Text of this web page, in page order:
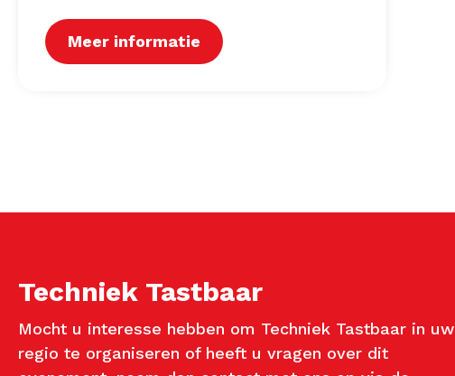
Meer informatie
Techniek Tastbaar
Mocht u interesse hebben om Techniek Tastbaar in uw
regio te organiseren of heeft u vragen over dit